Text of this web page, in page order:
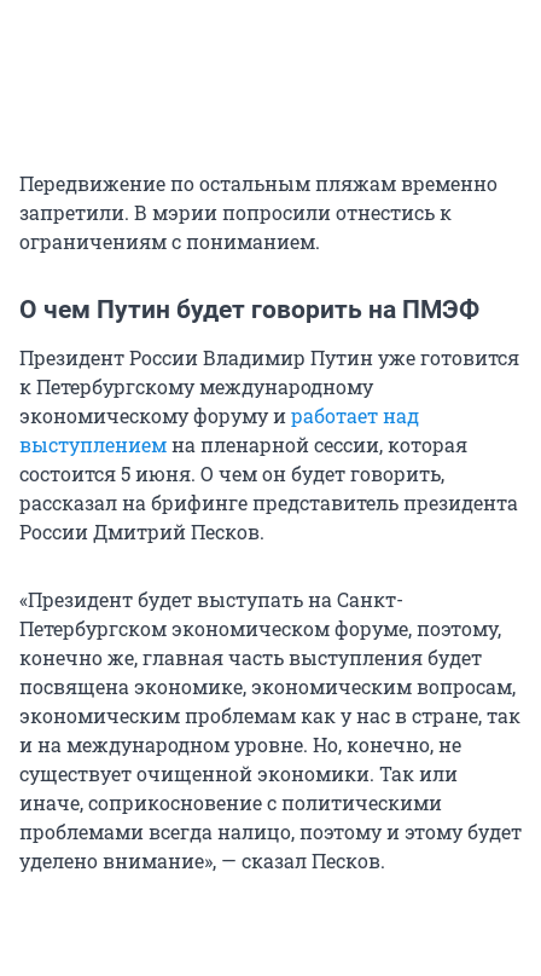
Передвижение по остальным пляжам временно
запретили. В мэрии попросили отнестись к
ограничениям с пониманием.
О чем Путин будет говорить на ПМЭФ
Президент России Владимир Путин уже готовится
к Петербургскому международному
экономическому форуму иработает над
выступлениемна пленарной сессии, которая
состоится 5 июня. О чем он будет говорить,
рассказал на брифинге представитель президента
России Дмитрий Песков.
«Президент будет выступать на Санкт-
Петербургском экономическом форуме, поэтому,
конечно же, главная часть выступления будет
посвящена экономике, экономическим вопросам,
экономическим проблемам как у нас в стране, так
и на международном уровне. Но, конечно, не
существует очищенной экономики. Так или
иначе, соприкосновение с политическими
проблемами всегда налицо, поэтому и этому будет
уделено внимание», — сказал Песков.